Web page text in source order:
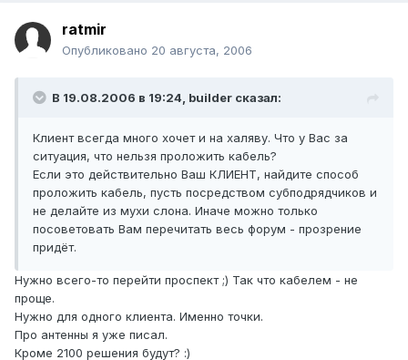
ratmir
Опубликовано 20 августа, 2006
В 19.08.2006 в 19:24, builder сказал:
Клиент всегда много хочет и на халяву. Что у Вас за
ситуация, что нельзя проложить кабель?
Если это действительно Ваш КЛИЕНТ, найдите способ
проложить кабель, пусть посредством субподрядчиков и
не делайте из мухи слона. Иначе можно только
посоветовать Вам перечитать весь форум - прозрение
придёт.
Нужно всего-то перейти проспект ;) Так что кабелем - не
проще.
Нужно для одного клиента. Именно точки.
Про антенны я уже писал.
Кроме 2100 решения будут? :)